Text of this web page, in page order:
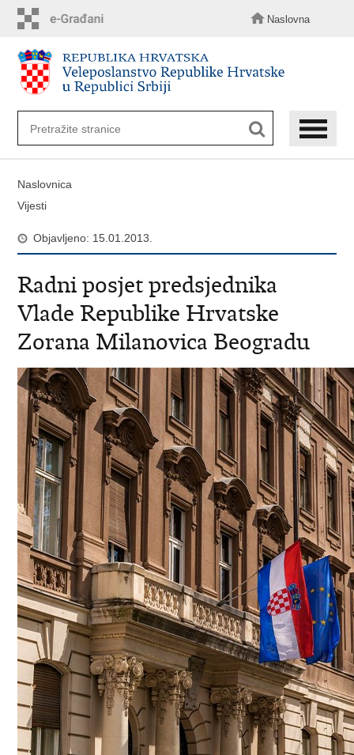
sadržaj
Naslovna
Naslovnica
Vijesti
Objavljeno: 15.01.2013.
Radni posjet predsjednika
Vlade Republike Hrvatske
Zorana Milanovica Beogradu